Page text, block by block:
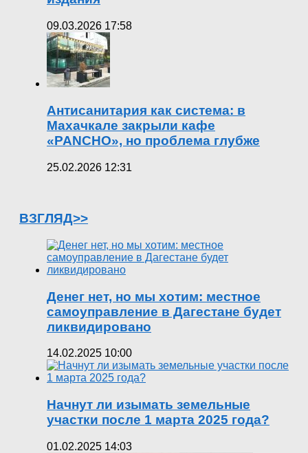
09.03.2026 17:58
Антисанитария как система: в
Махачкале закрыли кафе
«PANCHO», но проблема глубже
25.02.2026 12:31
ВЗГЛЯД>>
Денег нет, но мы хотим: местное
самоуправление в Дагестане будет
ликвидировано
14.02.2025 10:00
Начнут ли изымать земельные
участки после 1 марта 2025 года?
01.02.2025 14:03